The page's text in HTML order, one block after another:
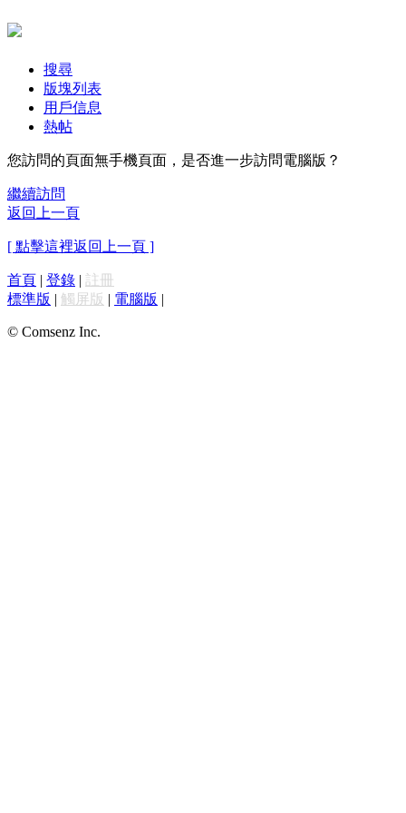
搜尋
版塊列表
用戶信息
熱帖
您訪問的頁面無手機頁面，是否進一步訪問電腦版？
繼續訪問
返回上一頁
[ 點擊這裡返回上一頁 ]
首頁 | 登錄 | 註冊
標準版 | 觸屏版 | 電腦版 |
© Comsenz Inc.